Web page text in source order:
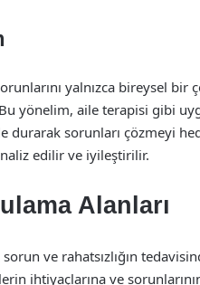
yalnızca bireysel bir
yönelim, aile terapisi gibi
durarak sorunları çözmeyi
edilir ve iyileştirilir.
Alanları
ve rahatsızlığın
ihtiyaçlarına ve